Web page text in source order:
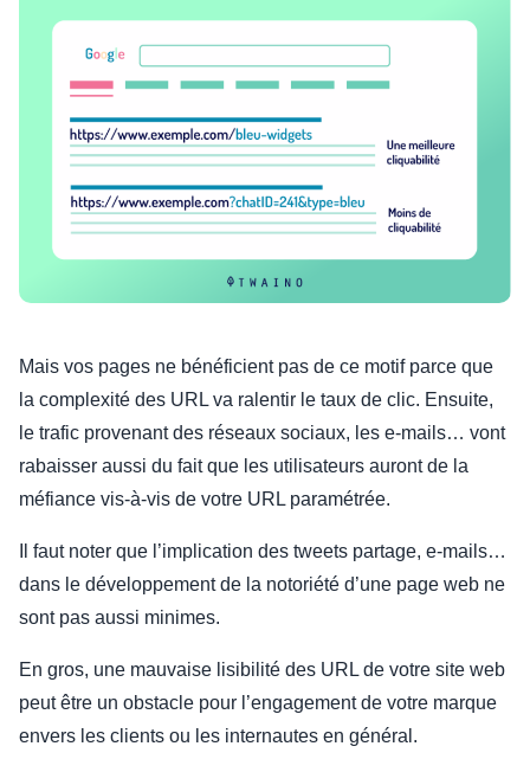
Mais vos pages ne bénéficient pas de ce motif parce que
la complexité des URL va ralentir le taux de clic. Ensuite,
le trafic provenant des réseaux sociaux, les e-mails… vont
rabaisser aussi du fait que les utilisateurs auront de la
méfiance vis-à-vis de votre URL paramétrée.
Il faut noter que l’implication des tweets partage, e-mails…
dans le développement de la notoriété d’une page web ne
sont pas aussi minimes.
En gros, une mauvaise lisibilité des URL de votre site web
peut être un obstacle pour l’engagement de votre marque
envers les clients ou les internautes en général.